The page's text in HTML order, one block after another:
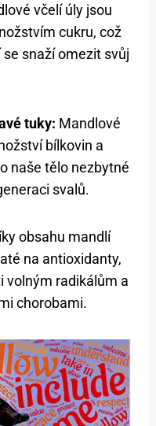
včelí úly jsou
cukru, což
snaží omezit svůj
tuky: Mandlové
bílkovin a
naše tělo nezbytné
svalů.
obsahu mandlí
na antioxidanty,
volným radikálům a
chorobami.